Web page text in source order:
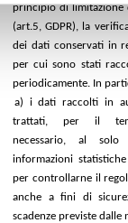
principio di limitazione
(art.5, GDPR), la
dei dati conservati in
per cui sono stati
periodicamente. In
a) i dati raccolti in
trattati, per il
necessario, al
informazioni
per controllarne il
anche a fini di
scadenze previste dalle